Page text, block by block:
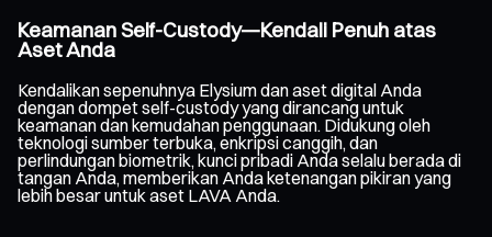
Keamanan Self-Custody—Kendali Penuh atas
Aset Anda
Kendalikan sepenuhnya Elysium dan aset digital Anda
dengan dompet self-custody yang dirancang untuk
keamanan dan kemudahan penggunaan. Didukung oleh
teknologi sumber terbuka, enkripsi canggih, dan
perlindungan biometrik, kunci pribadi Anda selalu berada di
tangan Anda, memberikan Anda ketenangan pikiran yang
lebih besar untuk aset LAVA Anda.